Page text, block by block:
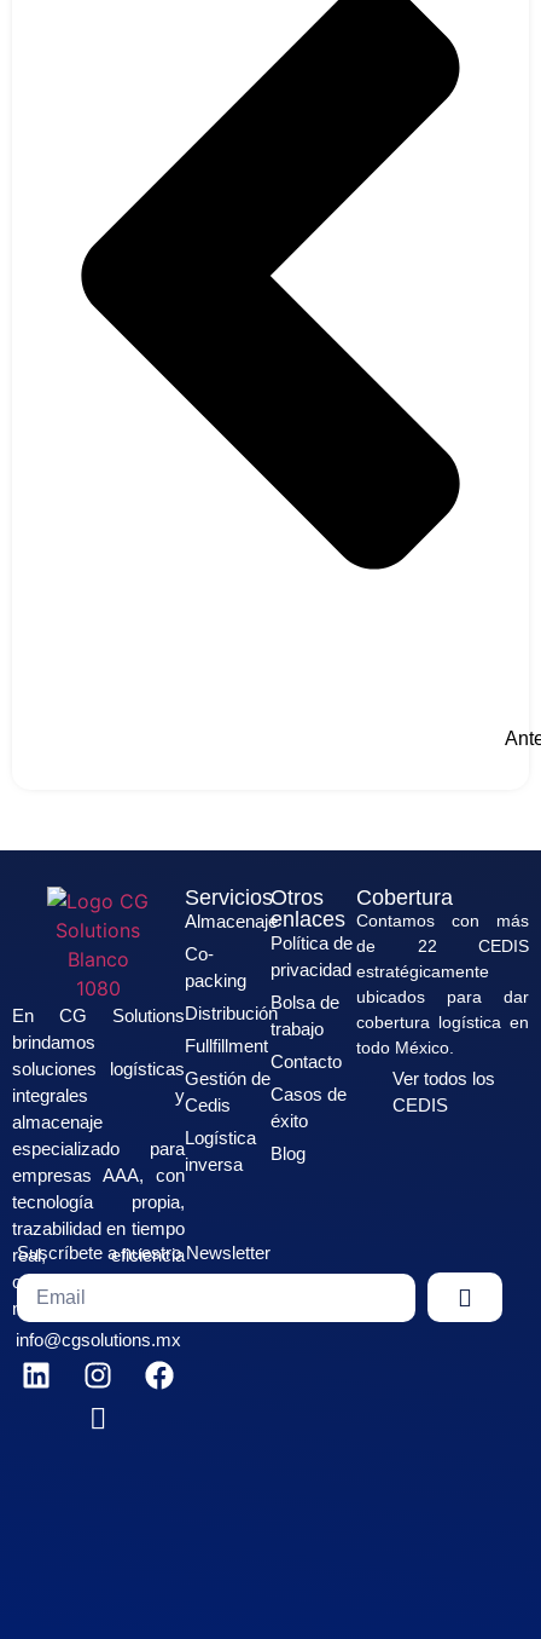
En CG Solutions
brindamos
soluciones logísticas
integrales y
almacenaje
especializado para
empresas AAA, con
tecnología propia,
trazabilidad en tiempo
real, eficiencia
operativa y cobertura
nacional.
info@cgsolutions.mx
Servicios
Almacenaje
Co-
packing
Distribución
Fullfillment
Gestión de
Cedis
Logística
inversa
Suscríbete a nuestro Newsletter
Otros
enlaces
Política de
privacidad
Bolsa de
trabajo
Contacto
Casos de
éxito
Blog
Cobertura
Contamos con más
de 22 CEDIS
estratégicamente
ubicados para dar
cobertura logística en
todo México.
Ver todos los
CEDIS